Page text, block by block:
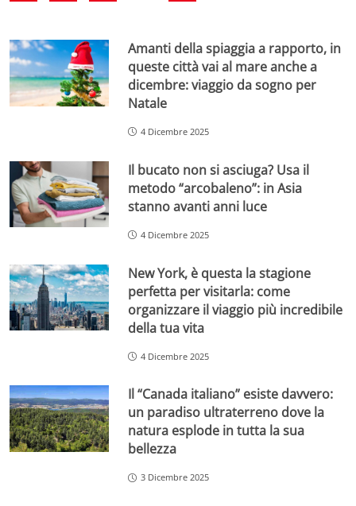
Amanti della spiaggia a rapporto, in
queste città vai al mare anche a
dicembre: viaggio da sogno per
Natale
4 Dicembre 2025
Il bucato non si asciuga? Usa il
metodo “arcobaleno”: in Asia
stanno avanti anni luce
4 Dicembre 2025
New York, è questa la stagione
perfetta per visitarla: come
organizzare il viaggio più incredibile
della tua vita
4 Dicembre 2025
Il “Canada italiano” esiste davvero:
un paradiso ultraterreno dove la
natura esplode in tutta la sua
bellezza
3 Dicembre 2025